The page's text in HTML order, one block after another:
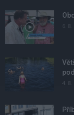
6.
4. 8.